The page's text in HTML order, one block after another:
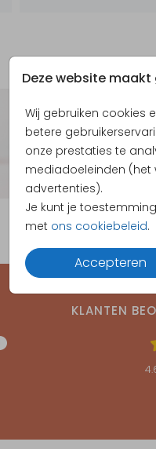
Deze website
Wij gebruiken cookies
betere
onze prestaties te
mediadoeleinden (het
advertenties).
Je kunt je
met ons cookiebeleid.
Accepteren
KLANTEN